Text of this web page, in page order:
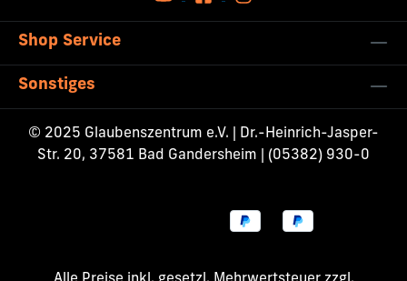
Shop Service
Sonstiges
© 2025 Glaubenszentrum e.V. | Dr.-Heinrich-Jasper-
Str. 20, 37581 Bad Gandersheim | (05382) 930-0